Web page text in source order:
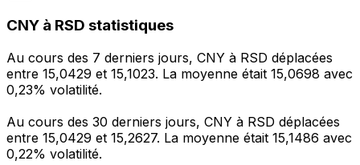
CNY à RSD statistiques
Au cours des 7 derniers jours, CNY à RSD déplacées
entre 15,0429 et 15,1023. La moyenne était 15,0698 avec
0,23% volatilité.
Au cours des 30 derniers jours, CNY à RSD déplacées
entre 15,0429 et 15,2627. La moyenne était 15,1486 avec
0,22% volatilité.